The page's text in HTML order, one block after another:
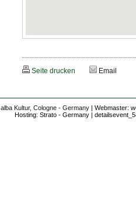
Seite drucken Email
alba Kultur, Cologne - Germany | Webmaster:
Hosting: Strato - Germany |